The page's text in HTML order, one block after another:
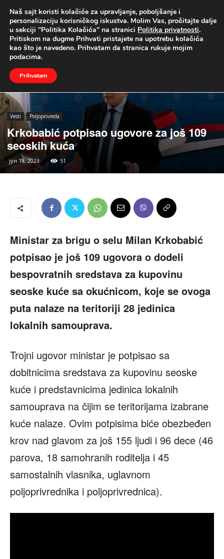
UŽIVO
Naslovna Vesti Poljoprivreda
Vesti Poljoprivreda
Krkobabić potpisao ugovore za još 109
seoskih kuća
јун 19, 2023 51
Ministar za brigu o selu Milan Krkobabić
potpisao je još 109 ugovora o dodeli
bespovratnih sredstava za kupovinu
seoske kuće sa okućnicom, koje se ovoga
puta nalaze na teritoriji 28 jedinica
lokalnih samouprava.
Trojni ugovor ministar je potpisao sa
dobitnicima sredstava za kupovinu seoske
kuće i predstavnicima jedinica lokalnih
samouprava na čijim se teritorijama izabrane
kuće nalaze. Ovim potpisima biće obezbeđen
krov nad glavom za još 155 ljudi i 96 dece (46
parova, 18 samohranih roditelja i 45
samostalnih vlasnika, uglavnom
poljoprivrednika i poljoprivrednica).
Naš sajt koristi kolačiće za upravljanje, poboljšanje i
personalizaciju korisničkog iskustva. Molim Vas, pročitajte dalje
u sekciji "Politika Kolačića" na stranici Politika privatnosti.
Pritiskom na dugme Prihvati pristajete na upotrebu kolačića
kao što je navedeno. Prihvatam da stranica rukuje mojim
podacima.
Prihvatam